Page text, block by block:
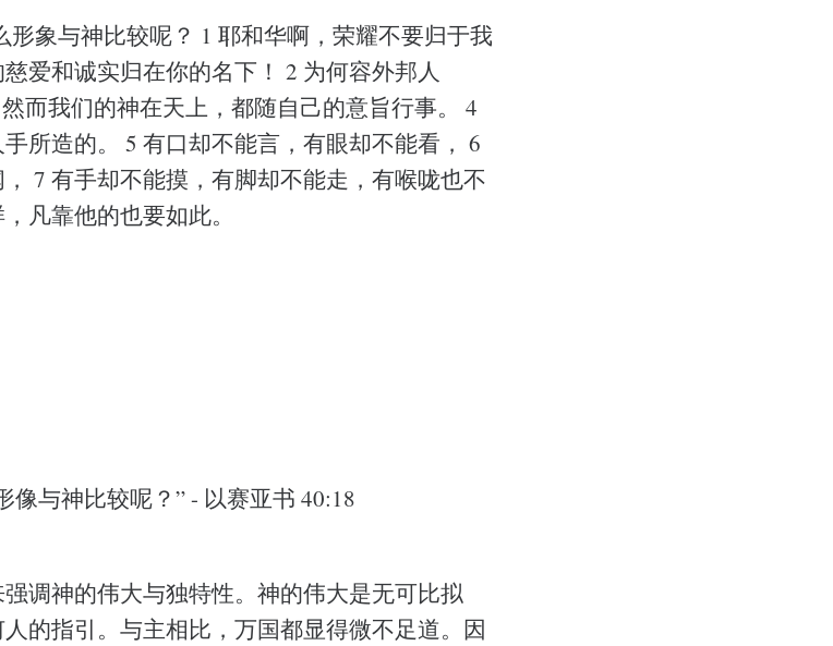
形象与神比较呢？ 1 耶和华啊，荣耀不要归于我
爱和诚实归在你的名下！ 2 为何容外邦人
而我们的神在天上，都随自己的意旨行事。 4
所造的。 5 有口却不能言，有眼却不能看， 6
7 有手却不能摸，有脚却不能走，有喉咙也不
凡靠他的也要如此。
像与神比较呢？” - 以赛亚书 40:18
调神的伟大与独特性。神的伟大是无可比拟
的指引。与主相比，万国都显得微不足道。因